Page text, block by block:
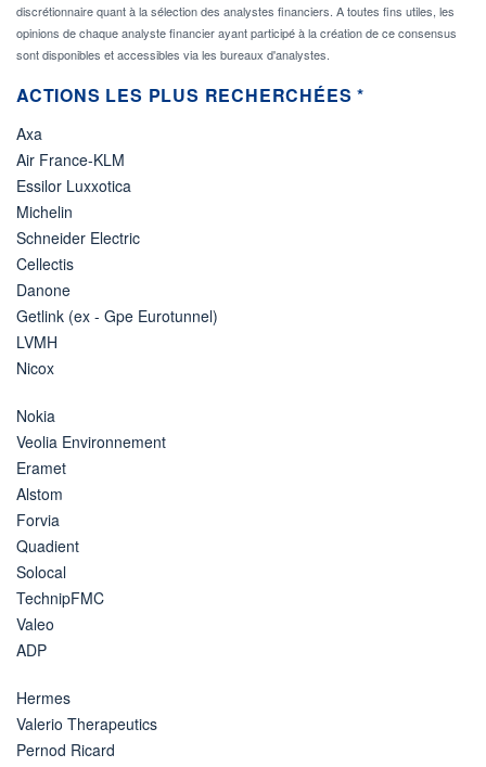
discrétionnaire quant à la sélection des analystes financiers. A toutes fins utiles, les
opinions de chaque analyste financier ayant participé à la création de ce consensus
sont disponibles et accessibles via les bureaux d'analystes.
ACTIONS LES PLUS RECHERCHÉES *
Axa
Air France-KLM
Essilor Luxxotica
Michelin
Schneider Electric
Cellectis
Danone
Getlink (ex - Gpe Eurotunnel)
LVMH
Nicox
Nokia
Veolia Environnement
Eramet
Alstom
Forvia
Quadient
Solocal
TechnipFMC
Valeo
ADP
Hermes
Valerio Therapeutics
Pernod Ricard